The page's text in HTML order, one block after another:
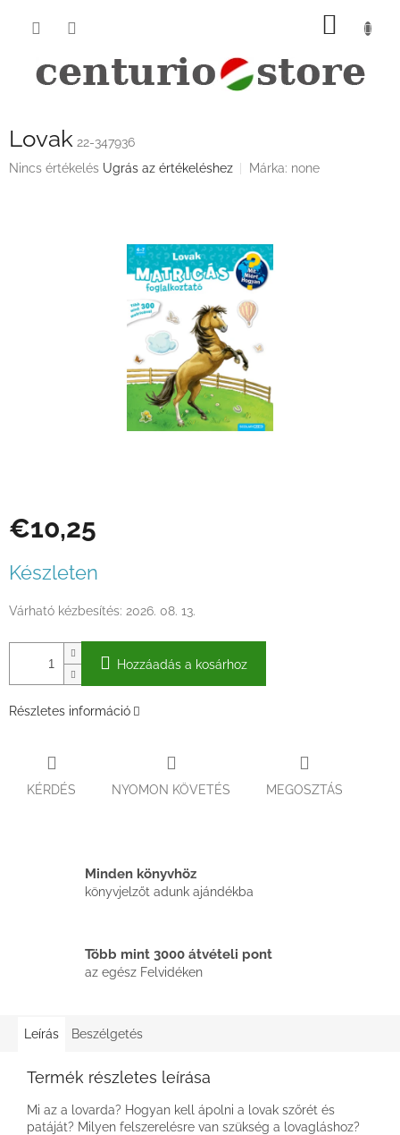
KOSÁR
Lovak 22-347936
A
Nincs értékelés Ugrás az értékeléshez Márka: none
€10,25
Készleten
Várható kézbesítés: 2026. 08. 13.
Hozzáadás a kosárhoz
Részletes információ
KÉRDÉS NYOMON KÖVETÉS MEGOSZTÁS
Minden könyvhöz
könyvjelzőt adunk ajándékba
Több mint 3000 átvételi pont
az egész Felvidéken
Leírás Beszélgetés
Termék részletes leírása
Mi az a lovarda? Hogyan kell ápolni a lovak szőrét és
patáját? Milyen felszerelésre van szükség a lovagláshoz?